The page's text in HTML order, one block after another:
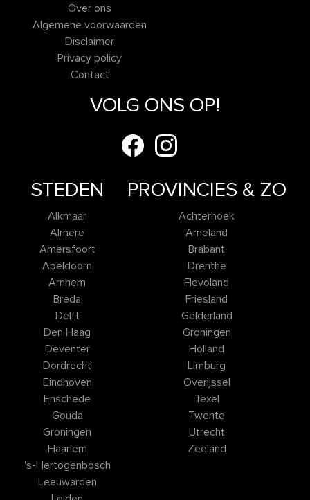
Over ons
Algemene voorwaarden
Disclaimer
Privacy policy
Contact
STEDEN
Alkmaar
Almere
Amersfoort
Apeldoorn
Arnhem
Breda
Delft
Den Haag
Deventer
Dordrecht
Eindhoven
Enschede
Gouda
Groningen
Haarlem
's-Hertogenbosch
Leeuwarden
PROVINCIES & ZO
Achterhoek
Ameland
Brabant
Drenthe
Flevoland
Friesland
Gelderland
Groningen
Holland
Limburg
Overijssel
Texel
Twente
Utrecht
Zeeland
VOLG ONS OP!